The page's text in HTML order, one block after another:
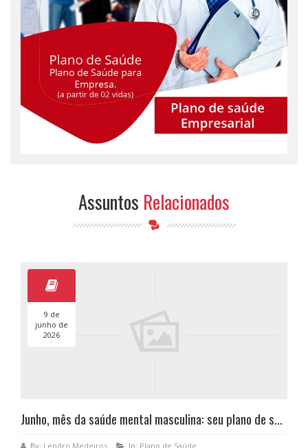
Assuntos Relacionados
9 de
junho de
2026
Junho, mês da saúde mental masculina: seu plano de saúde cobre tratamento psicológico?
By: Lendro Medeiros In: Plano de Saúde